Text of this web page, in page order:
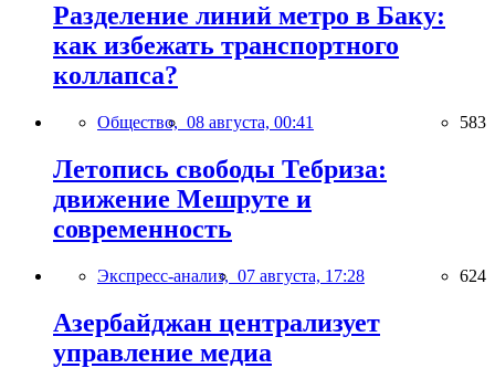
Разделение линий метро в Баку:
как избежать транспортного
коллапса?
Общество, 08 августа, 00:41 583
Летопись свободы Тебриза:
движение Мешруте и
современность
Экспресс-анализ, 07 августа, 17:28 624
Азербайджан централизует
управление медиа